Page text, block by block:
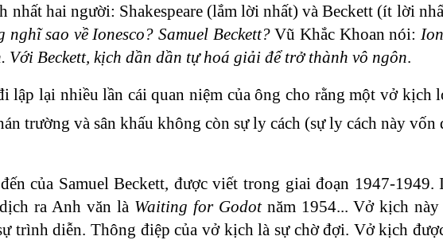
hai người: Shakespeare (lắm lời nhất) và Beckett (ít lời
nghĩ sao về Ionesco? Samuel Beckett?Vũ Khắc Khoan nói:
Beckett, kịch dần dần tự hoá giải để trở thành vô ngôn.
lập lại nhiều lần cái quan niệm của ông cho rằng một vở kịch
trường và sân khấu không còn sự ly cách (sự ly cách này vốn
của Samuel Beckett, được viết trong giai đoạn 1947-1949.
ra Anh văn là Waiting for Godotnăm 1954... Vở kịch này
trình diễn. Thông điệp của vở kịch là sự chờ đợi. Vở kịch